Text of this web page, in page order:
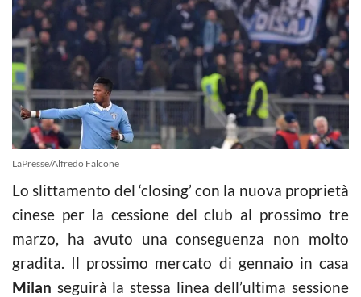
LaPresse/Alfredo Falcone
Lo slittamento del ‘closing’ con la nuova proprietà
cinese per la cessione del club al prossimo tre
marzo, ha avuto una conseguenza non molto
gradita. Il prossimo mercato di gennaio in casa
Milan seguirà la stessa linea dell’ultima sessione